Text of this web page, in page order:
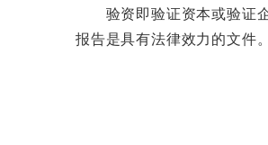
验资即验证资本或验证企
报告是具有法律效力的文件